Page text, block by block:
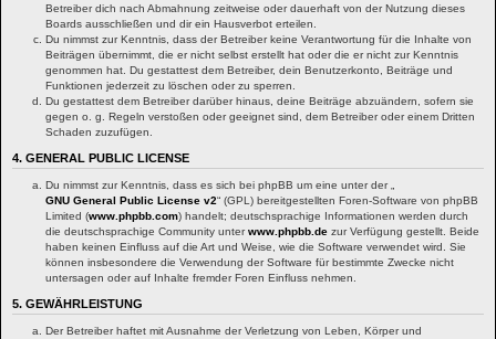
Betreiber dich nach Abmahnung zeitweise oder dauerhaft von der Nutzung dieses
Boards ausschließen und dir ein Hausverbot erteilen.
Du nimmst zur Kenntnis, dass der Betreiber keine Verantwortung für die Inhalte von
Beiträgen übernimmt, die er nicht selbst erstellt hat oder die er nicht zur Kenntnis
genommen hat. Du gestattest dem Betreiber, dein Benutzerkonto, Beiträge und
Funktionen jederzeit zu löschen oder zu sperren.
Du gestattest dem Betreiber darüber hinaus, deine Beiträge abzuändern, sofern sie
gegen o. g. Regeln verstoßen oder geeignet sind, dem Betreiber oder einem Dritten
Schaden zuzufügen.
4. GENERAL PUBLIC LICENSE
Du nimmst zur Kenntnis, dass es sich bei phpBB um eine unter der „
GNU General Public License v2“ (GPL) bereitgestellten Foren-Software von phpBB
Limited (www.phpbb.com) handelt; deutschsprachige Informationen werden durch
die deutschsprachige Community unterwww.phpbb.de zur Verfügung gestellt. Beide
haben keinen Einfluss auf die Art und Weise, wie die Software verwendet wird. Sie
können insbesondere die Verwendung der Software für bestimmte Zwecke nicht
untersagen oder auf Inhalte fremder Foren Einfluss nehmen.
5. GEWÄHRLEISTUNG
Der Betreiber haftet mit Ausnahme der Verletzung von Leben, Körper und